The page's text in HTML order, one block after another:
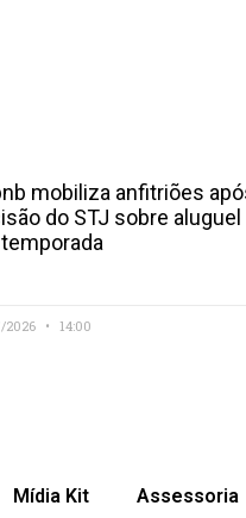
mobiliza anfitriões
do STJ sobre aluguel
2026 14:00
Mídia Kit Assessoria